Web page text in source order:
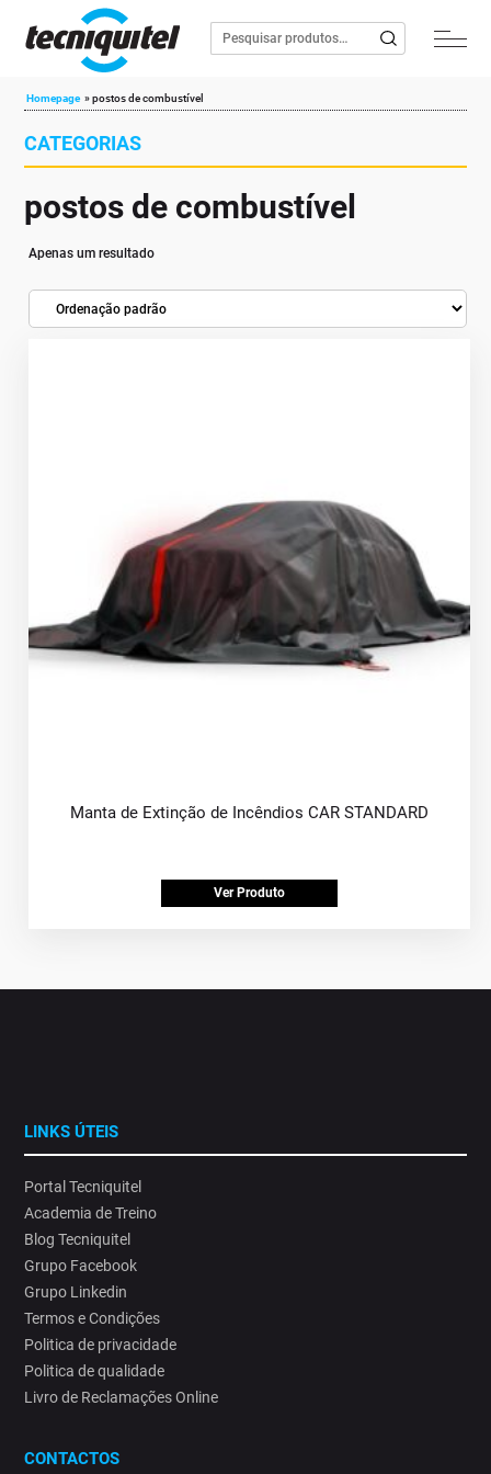
Homepage »postos de combustível
CATEGORIAS
postos de combustível
Apenas um resultado
Manta de Extinção de Incêndios CAR STANDARD
Ver Produto
LINKS ÚTEIS
Portal Tecniquitel
Academia de Treino
Blog Tecniquitel
Grupo Facebook
Grupo Linkedin
Termos e Condições
Politica de privacidade
Politica de qualidade
Livro de Reclamações Online
CONTACTOS